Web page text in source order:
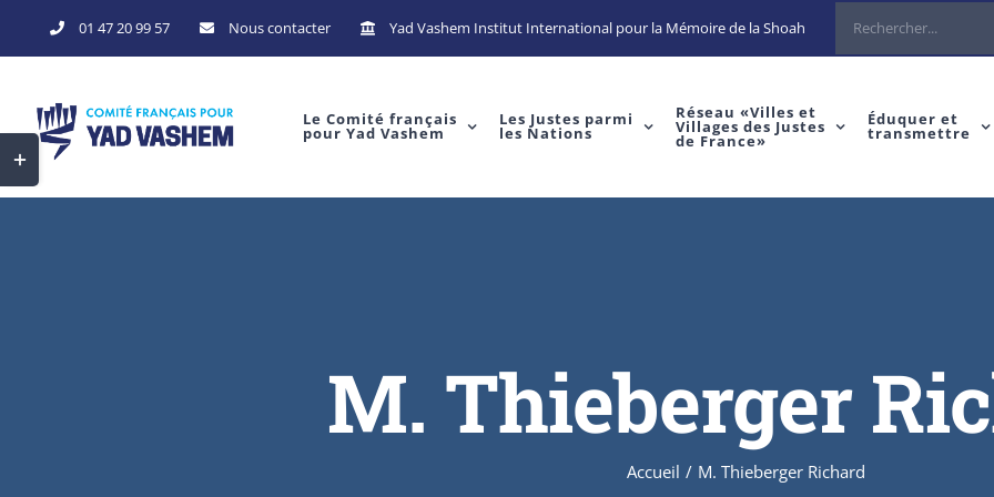
to
01 47 20 99 57 Nous contacter Yad Vashem Institut International pour la Mémoire de la Shoah Rechercher
Le Comité français
pour Yad Vashem
Les Justes parmi
les Nations
Réseau «Villes et
Villages des Justes
de France»
Éduquer et
transmettre
M. Thieberger
Accueil / M. Thieberger Richard
Toggle
Sliding